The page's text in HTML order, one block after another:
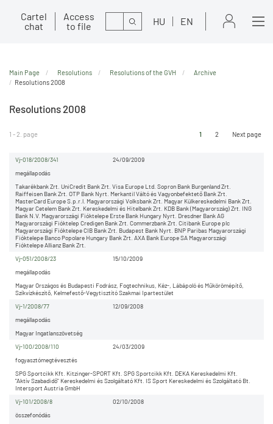
Cartel
chat
Access
to file
Kereső HU EN
Main Page Resolutions Resolutions of the GVH
Archive
Resolutions 2008
Resolutions 2008
1 - 2. page 1 2 Next page
24/09/2009
Vj-018/2008/341
Takarékbank Zrt. UniCredit Bank Zrt. Visa Europe Ltd. Sopron Bank Burgenland Zrt.
Raiffeisen Bank Zrt. OTP Bank Nyrt. Merkantil Váltó és Vagyonbefektető Bank Zrt.
MasterCard Europe S.p.r.l. Magyarországi Volksbank Zrt. Magyar Külkereskedelmi Bank Zrt.
Magyar Cetelem Bank Zrt. Kereskedelmi és Hitelbank Zrt. KDB Bank (Magyarország) Zrt. ING
Bank N.V. Magyarországi Fióktelepe Erste Bank Hungary Nyrt. Dresdner Bank AG
Magyarországi Fióktelep Credigen Bank Zrt. Commerzbank Zrt. Citibank Europe plc
Magyarországi Fióktelepe CIB Bank Zrt. Budapest Bank Nyrt. BNP Paribas Magyarországi
Fióktelepe Banco Popolare Hungary Bank Zrt. AXA Bank Europe SA Magyarországi
Fióktelepe Allianz Bank Zrt.
megállapodás
15/10/2009
Vj-051/2008/23
Magyar Országos és Budapesti Fodrász, Fogtechnikus, Kéz-, Lábápoló és Műkörömépítő,
Szíkvízkészítő, Kelmefestő-Vegytisztító Szakmai Ipartestület
megállapodás
12/09/2008
Vj-1/2008/77
Magyar Ingatlanszövetség
megállapodás
24/03/2009
Vj-100/2008/110
SPG Sportcikk Kft. Kitzinger-SPORT Kft. SPG Sportcikk Kft. DEKA Kereskedelmi Kft.
"Aktív Szabadidő" Kereskedelmi és Szolgáltató Kft. IS Sport Kereskedelmi és Szolgáltató Bt.
Intersport Austria GmbH
fogyasztómegtévesztés
02/10/2008
Vj-101/2008/8
összefonódás